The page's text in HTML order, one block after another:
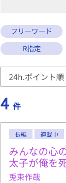
フリーワード
R指定
4 件
長編 連載中
みんなの心
太子が俺を
兎束作哉